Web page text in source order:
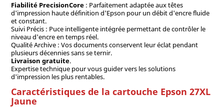
Fiabilité PrecisionCore: Parfaitement adaptée aux têtes
d'impression haute définition d'Epson pour un débit d'encre fluide
et constant.
Suivi Précis : Puce intelligente intégrée permettant de contrôler le
niveau d'encre en temps réel.
Qualité Archive : Vos documents conservent leur éclat pendant
plusieurs décennies sans se ternir.
Livraison gratuite.
Expertise technique pour vous guider vers les solutions
d'impression les plus rentables.
Caractéristiques de la cartouche Epson 27XL
Jaune